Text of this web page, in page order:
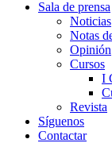
Sala de prensa
Noticias
Notas
Opinión
Cursos
I
Revista
Síguenos
Contactar